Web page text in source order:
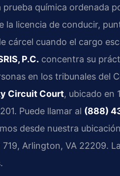
prueba química ordenada
la licencia de conducir,
cárcel cuando el cargo
P.C. concentra su
en los tribunales del
Circuit Court, ubicado en
Puede llamar al (888)
desde nuestra
719, Arlington, VA 22209.